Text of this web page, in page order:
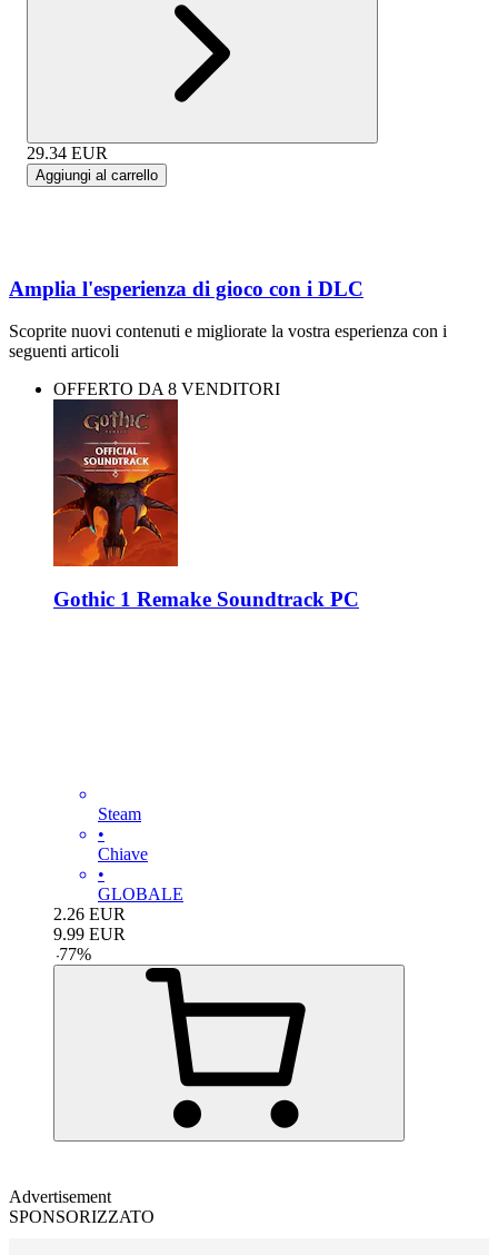
29.34 EUR
Aggiungi al carrello
Amplia l'esperienza di gioco con i DLC
Scoprite nuovi contenuti e migliorate la vostra esperienza con i
seguenti articoli
OFFERTO DA 8 VENDITORI
Gothic 1 Remake Soundtrack PC
Steam
•
Chiave
•
GLOBALE
2.26 EUR
9.99 EUR
-77%
Advertisement
SPONSORIZZATO